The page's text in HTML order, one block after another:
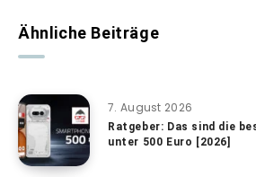
Ähnliche Beiträge
7. August 2026
Ratgeber: Das sind die
unter 500 Euro [2026]